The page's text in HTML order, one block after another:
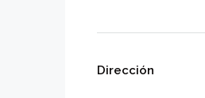
Dirección